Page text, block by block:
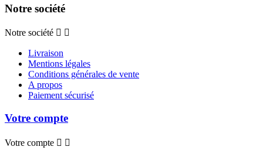
Notre société
Notre société  
Livraison
Mentions légales
Conditions générales de vente
A propos
Paiement sécurisé
Votre compte
Votre compte  